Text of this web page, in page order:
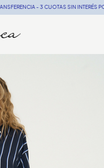
- 3 CUOTAS SIN INTERÉS POR